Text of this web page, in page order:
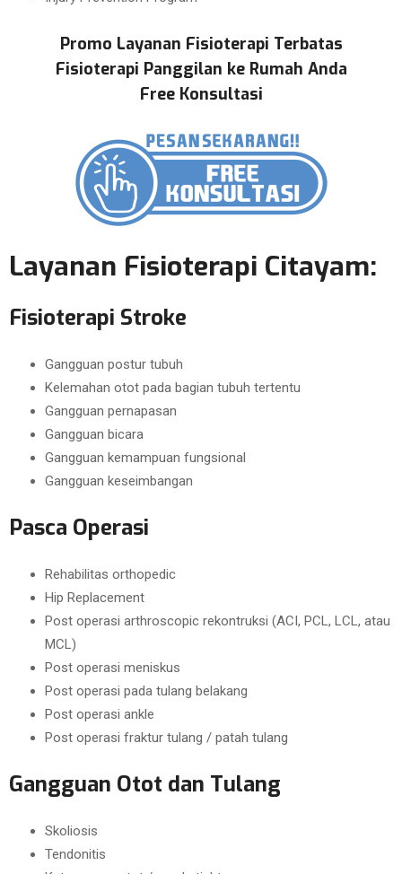
Promo Layanan Fisioterapi Terbatas
Fisioterapi Panggilan ke Rumah Anda
Free Konsultasi
Layanan Fisioterapi Citayam:
Fisioterapi Stroke
Gangguan postur tubuh
Kelemahan otot pada bagian tubuh tertentu
Gangguan pernapasan
Gangguan bicara
Gangguan kemampuan fungsional
Gangguan keseimbangan
Pasca Operasi
Rehabilitas orthopedic
Hip Replacement
Post operasi arthroscopic rekontruksi (ACI, PCL, LCL, atau
MCL)
Post operasi meniskus
Post operasi pada tulang belakang
Post operasi ankle
Post operasi fraktur tulang / patah tulang
Gangguan Otot dan Tulang
Skoliosis
Tendonitis